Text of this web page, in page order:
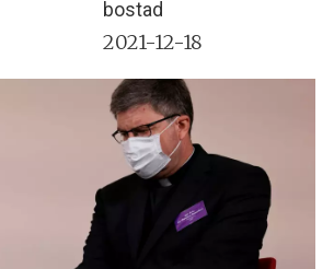
bostad
2021-12-18